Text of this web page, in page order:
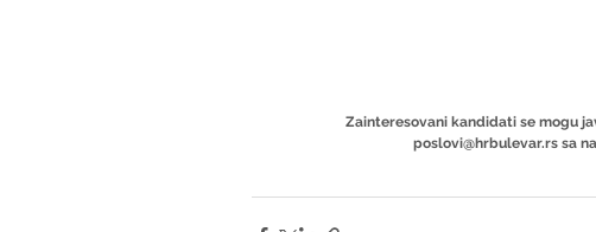
Zainteresovani kandidati se mogu
poslovi@hrbulevar.rs sa